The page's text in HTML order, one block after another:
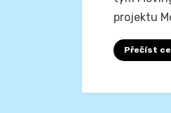
projektu
Přečíst